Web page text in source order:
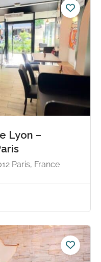
Lyon –
Paris, France